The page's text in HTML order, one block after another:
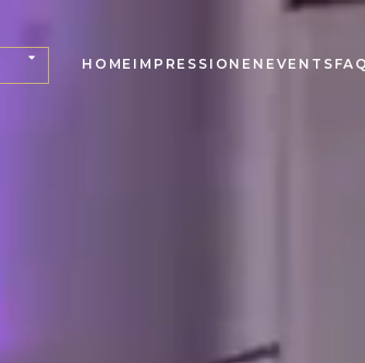
HOME IMPRESSIONEN EVENTS FAQ